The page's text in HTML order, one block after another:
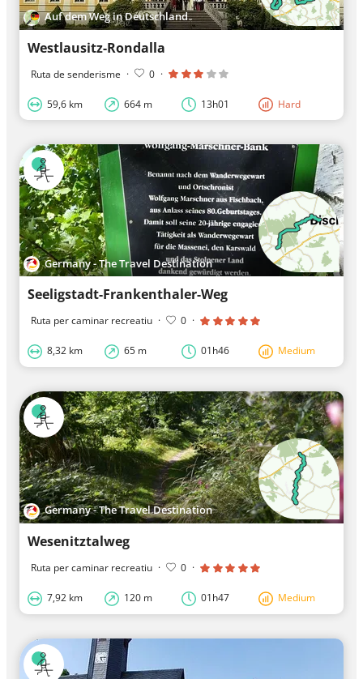
Auf dem Weg in Deutschland
Westlausitz-Rondalla
Ruta de senderisme · 0 ·
59,6 km 664 m 13h01 Hard
Germany - The Travel Destination
Seeligstadt-Frankenthaler-Weg
Ruta per caminar recreatiu · 0 ·
8,32 km 65 m 01h46 Medium
Germany - The Travel Destination
Wesenitztalweg
Ruta per caminar recreatiu · 0 ·
7,92 km 120 m 01h47 Medium